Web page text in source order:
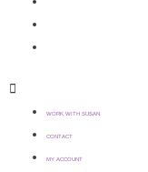
WORK WITH SUSAN
CONTACT
MY ACCOUNT